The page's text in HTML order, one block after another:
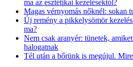
ma az esztétikai kezelésektől?
Magas vérnyomás nőknél: sokan
Új remény a pikkelysömör
ma?
Nem csak aranyér: tünetek,
halogatnak
Tél után a bőrünk is megújul.